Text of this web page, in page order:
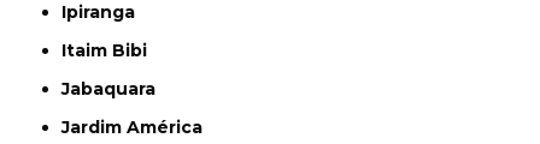
Ipiranga
Itaim Bibi
Jabaquara
Jardim América